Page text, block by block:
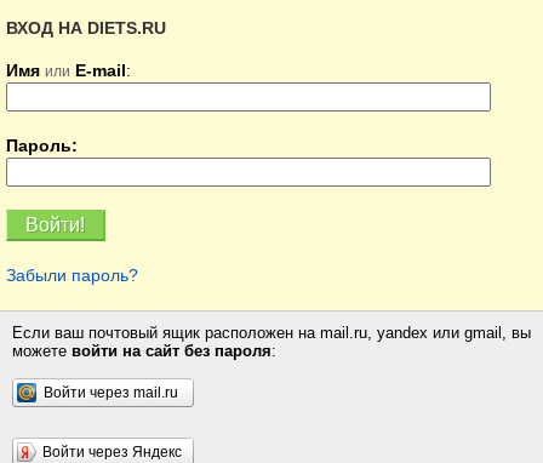
ВХОД НА DIETS.RU
Имя или E-mail:
Пароль:
Забыли пароль?
Если ваш почтовый ящик расположен на mail.ru, yandex или gmail, вы
можете войти на сайт без пароля:
Войти через mail.ru
Войти через Яндекс